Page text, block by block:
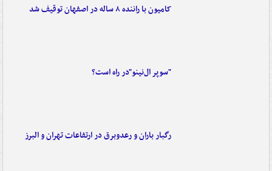
کامیون با راننده ۸ ساله در اصفهان توقیف شد
"سوپر ال‌نینو"در راه است؟
رگبار باران و رعدوبرق در ارتفاعات تهران و البرز